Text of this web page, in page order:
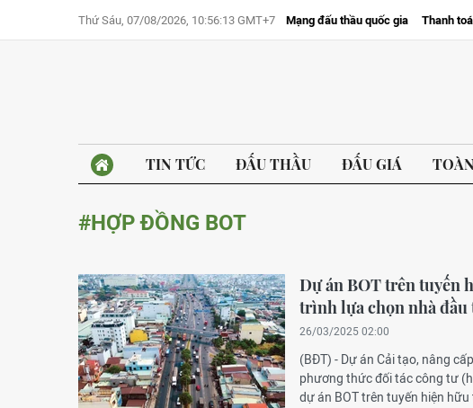
Thứ Sáu, 07/08/2026, 10:56:13 GMT+7 Mạng đấu thầu quốc gia Thanh
TIN TỨC ĐẤU THẦU ĐẤU GIÁ
#HỢP ĐỒNG BOT
Dự án BOT trên tuyến
trình lựa chọn nhà
26/03/2025 02:00
(BĐT) - Dự án Cải tạo, nâng
phương thức đối tác công tư
dự án BOT trên tuyến hiện